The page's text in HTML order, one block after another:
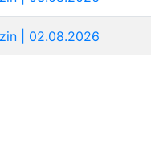
| 02.08.2026